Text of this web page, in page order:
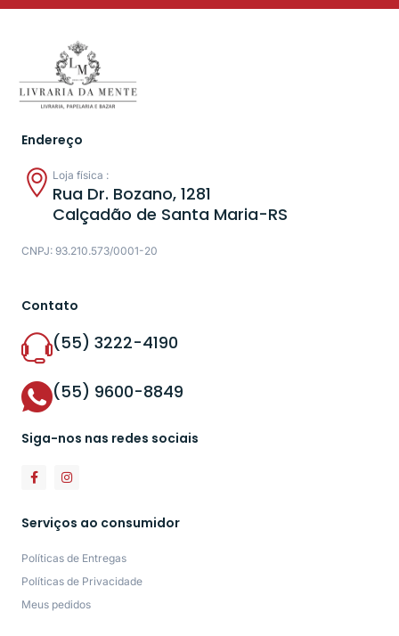
Endereço
Loja física :
Rua Dr. Bozano, 1281
Calçadão de Santa Maria-RS
CNPJ: 93.210.573/0001-20
Contato
(55) 3222-4190
(55) 9600-8849
Siga-nos nas redes sociais
Serviços ao consumidor
Políticas de Entregas
Políticas de Privacidade
Meus pedidos